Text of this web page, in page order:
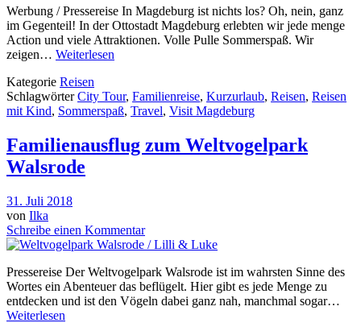
Werbung / Pressereise In Magdeburg ist nichts los? Oh, nein, ganz
im Gegenteil! In der Ottostadt Magdeburg erlebten wir jede menge
Action und viele Attraktionen. Volle Pulle Sommerspaß. Wir
zeigen… Weiterlesen
Kategorie Reisen
SchlagwörterCity Tour, Familienreise, Kurzurlaub, Reisen, Reisen
mit Kind, Sommerspaß, Travel, Visit Magdeburg
Familienausflug zum Weltvogelpark
Walsrode
31. Juli 2018
von Ilka
Schreibe einen Kommentar
Pressereise Der Weltvogelpark Walsrode ist im wahrsten Sinne des
Wortes ein Abenteuer das beflügelt. Hier gibt es jede Menge zu
entdecken und ist den Vögeln dabei ganz nah, manchmal sogar…
Weiterlesen